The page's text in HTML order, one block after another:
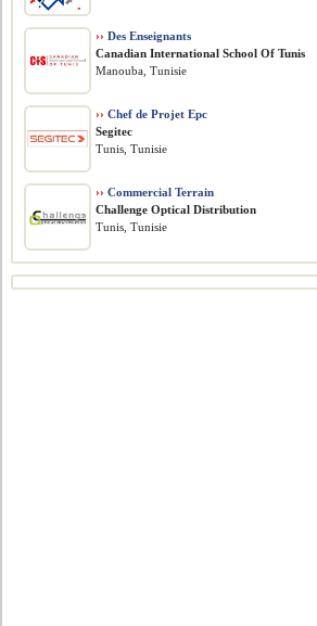
›› Des Enseignants
Canadian International School Of Tunis
Manouba, Tunisie
›› Chef de Projet Epc
Segitec
Tunis, Tunisie
›› Commercial Terrain
Challenge Optical Distribution
Tunis, Tunisie